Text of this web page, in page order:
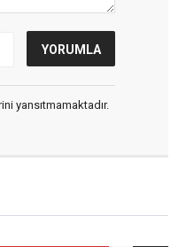
yansıtmamaktadır.